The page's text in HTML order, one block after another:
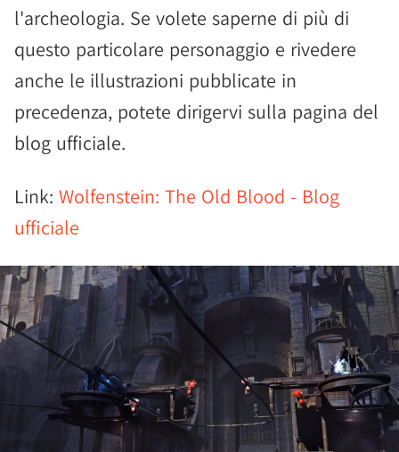
l'archeologia. Se volete saperne di più di
questo particolare personaggio e rivedere
anche le illustrazioni pubblicate in
precedenza, potete dirigervi sulla pagina del
blog ufficiale.
Link: Wolfenstein: The Old Blood - Blog
ufficiale